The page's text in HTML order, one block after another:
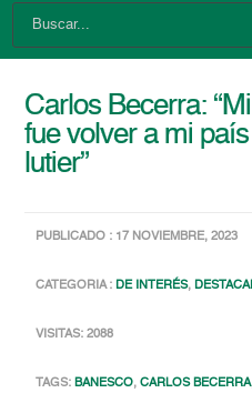
Carlos Becerra:
fue volver a mi
lutier”
PUBLICADO : 17 NOVIEMBRE, 2023
CATEGORIA :DE INTERÉS,
VISITAS: 2088
TAGS:BANESCO,CARLOS BECERRA